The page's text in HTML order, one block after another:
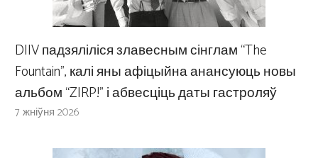
DIIV падзяліліся злавесным сінглам “The
Fountain”, калі яны афіцыйна анансуюць новы
альбом “ZIRP!” і абвесціць даты гастроляў
7 жніўня 2026